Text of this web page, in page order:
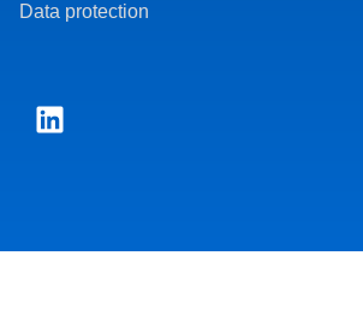
Data protection